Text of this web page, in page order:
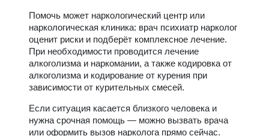
Помочь может наркологический центр или
наркологическая клиника: врач психиатр нарколог
оценит риски и подберёт комплексное лечение.
При необходимости проводится лечение
алкоголизма и наркомании, а также кодировка от
алкоголизма и кодирование от курения при
зависимости от курительных смесей.
Если ситуация касается близкого человека и
нужна срочная помощь — можно вызвать врача
или оформить вызов нарколога прямо сейчас.